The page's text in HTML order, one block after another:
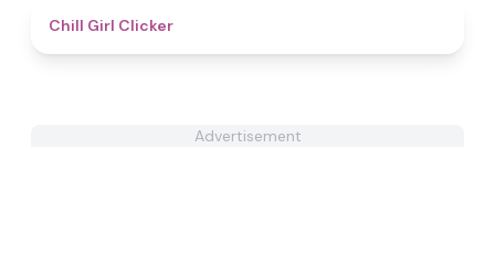
Chill Girl Clicker
Advertisement